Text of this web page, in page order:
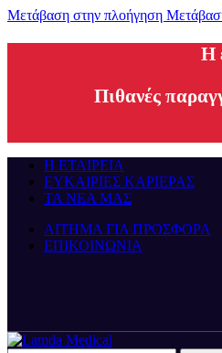
Μετάβαση στην πλοήγηση
H
Πιθανές
Η ΕΤΑΙΡΕΙΑ
ΕΥΚΑΙΡΙΕΣ ΚΑΡΙΕΡΑΣ
ΤΑ ΝΕΑ ΜΑΣ
ΑΙΤΗΜΑ ΓΙΑ ΠΡΟΣΦΟΡΑ
ΕΠΙΚΟΙΝΩΝΙΑ